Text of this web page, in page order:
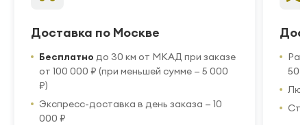
Доставка по Москве
Бесплатно до 30 км от МКАД при заказе
от 100 000 ₽ (при меньшей сумме — 5 000
₽)
Экспресс-доставка в день заказа — 10
000 ₽
50